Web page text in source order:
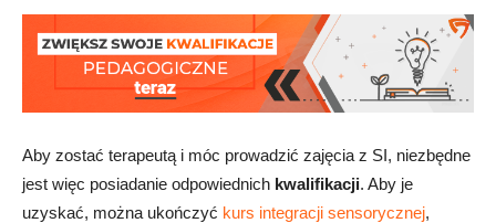
Aby zostać terapeutą i móc prowadzić zajęcia z SI, niezbędne
jest więc posiadanie odpowiednich kwalifikacji. Aby je
uzyskać, można ukończyć kurs integracji sensorycznej,